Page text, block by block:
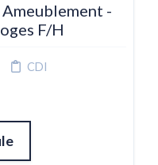
-
F/H
CDI